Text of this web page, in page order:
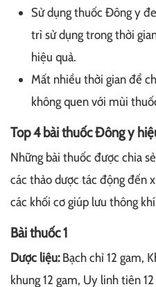
Sử dụng thuốc Đông y
trì sử dụng trong thời
hiệu quả.
Mất nhiều thời gian để
không quen với mùi
Top 4 bài thuốc Đông y
Những bài thuốc được chia
các thảo dược tác động đến
các khối cơ giúp lưu thông
Bài thuốc 1
Dược liệu:Bạch chỉ 12 gam,
khung 12 gam, Uy linh tiên